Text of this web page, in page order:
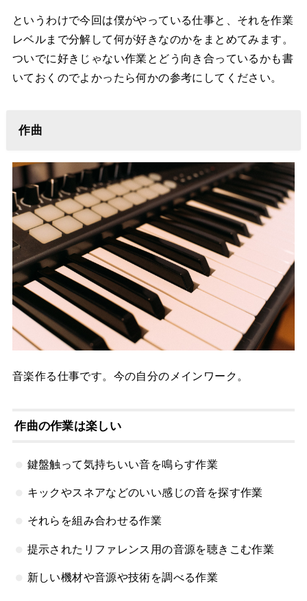
というわけで今回は僕がやっている仕事と、それを作業
レベルまで分解して何が好きなのかをまとめてみます。
ついでに好きじゃない作業とどう向き合っているかも書
いておくのでよかったら何かの参考にしてください。
作曲
音楽作る仕事です。今の自分のメインワーク。
作曲の作業は楽しい
鍵盤触って気持ちいい音を鳴らす作業
キックやスネアなどのいい感じの音を探す作業
それらを組み合わせる作業
提示されたリファレンス用の音源を聴きこむ作業
新しい機材や音源や技術を調べる作業